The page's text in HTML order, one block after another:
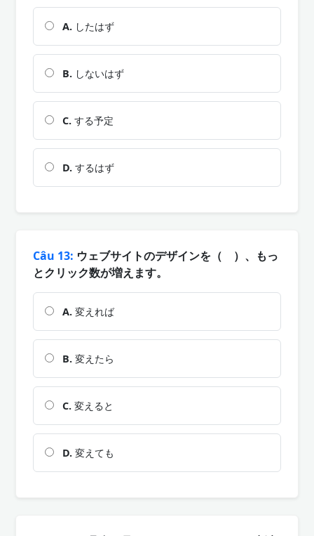
A. したはず
B. しないはず
C. する予定
D. するはず
Câu 13: ウェブサイトのデザインを（ ）、もっ
とクリック数が増えます。
A. 変えれば
B. 変えたら
C. 変えると
D. 変えても